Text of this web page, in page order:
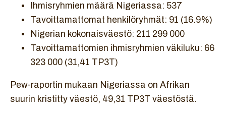
Ihmisryhmien määrä Nigeriassa: 537
Tavoittamattomat henkilöryhmät: 91 (16.9%)
Nigerian kokonaisväestö: 211 299 000
Tavoittamattomien ihmisryhmien väkiluku: 66
323 000 (31,41 TP3T)
Pew-raportin mukaan Nigeriassa on Afrikan
suurin kristitty väestö, 49,31 TP3T väestöstä.